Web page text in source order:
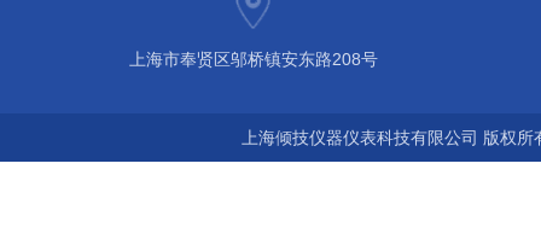
上海市奉贤区邬桥镇安东路208号
上海倾技仪器仪表科技有限公司 版权